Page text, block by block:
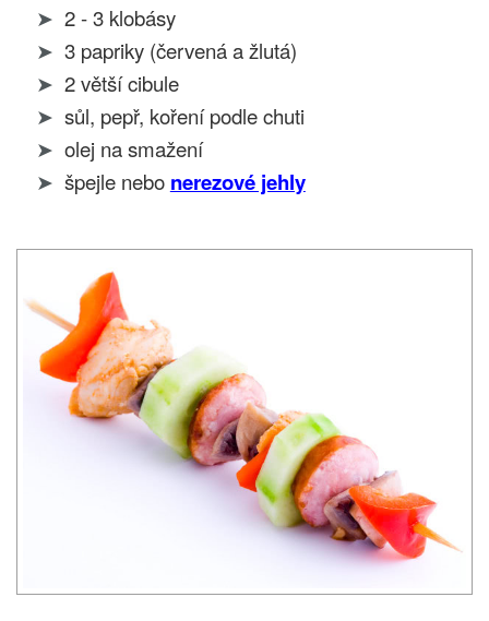
2 - 3 klobásy
3 papriky (červená a žlutá)
2 větší cibule
sůl, pepř, koření podle chuti
olej na smažení
špejle nebo nerezové jehly